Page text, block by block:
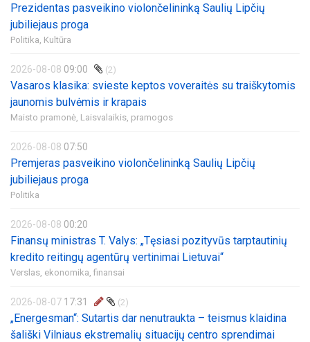
Prezidentas pasveikino violončelininką Saulių Lipčių
jubiliejaus proga
Politika, Kultūra
2026-08-08 09:00 (2)
Vasaros klasika: svieste keptos voveraitės su traiškytomis
jaunomis bulvėmis ir krapais
Maisto pramonė, Laisvalaikis, pramogos
2026-08-08 07:50
Premjeras pasveikino violončelininką Saulių Lipčių
jubiliejaus proga
Politika
2026-08-08 00:20
Finansų ministras T. Valys: „Tęsiasi pozityvūs tarptautinių
kredito reitingų agentūrų vertinimai Lietuvai“
Verslas, ekonomika, finansai
2026-08-07 17:31 (2)
„Energesman“: Sutartis dar nenutraukta – teismus klaidina
šališki Vilniaus ekstremalių situacijų centro sprendimai